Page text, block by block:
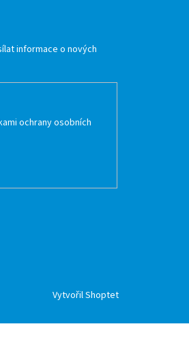
informace o nových
ochrany osobních
Vytvořil Shoptet